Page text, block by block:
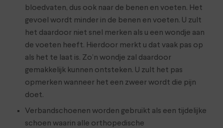
bloedvaten, dus ook naar de benen en voeten. Het
gevoel wordt minder in de benen en voeten. U zult
het daardoor niet snel merken als u een wondje aan
de voeten heeft. Hierdoor merkt u dat vaak pas op
als het te laat is. Zo’n wondje zal daardoor
gemakkelijk kunnen ontsteken. U zult het pas
opmerken wanneer het een zweer wordt die pijn
doet.
Verbandschoenen worden gebruikt als een tijdelijke
schoen waarin alle orthopedische